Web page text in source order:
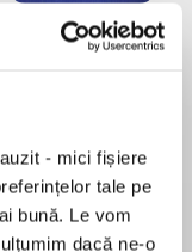
- mici fișiere
tale pe
bună. Le vom
dacă ne-o
Menajera
Freida McFadden
Migdală